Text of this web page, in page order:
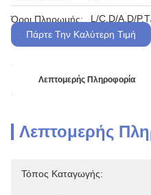
Όροι Πληρωμής:
L/C,D/A,D/
Πάρτε Την Καλύτερη Τιμή
Λεπτομερής Πληροφορία
Λεπτομερής
Τόπος Καταγωγής: